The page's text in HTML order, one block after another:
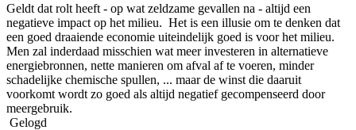
Geldt dat rolt heeft - op wat zeldzame gevallen na - altijd een
negatieve impact op het milieu. Het is een illusie om te denken dat
een goed draaiende economie uiteindelijk goed is voor het milieu.
Men zal inderdaad misschien wat meer investeren in alternatieve
energiebronnen, nette manieren om afval af te voeren, minder
schadelijke chemische spullen, ... maar de winst die daaruit
voorkomt wordt zo goed als altijd negatief gecompenseerd door
meergebruik.
Gelogd